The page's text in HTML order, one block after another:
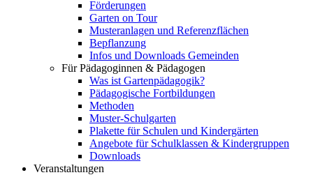
Förderungen
Garten on Tour
Musteranlagen und Referenzflächen
Bepflanzung
Infos und Downloads Gemeinden
Für Pädagoginnen & Pädagogen
Was ist Gartenpädagogik?
Pädagogische Fortbildungen
Methoden
Muster-Schulgarten
Plakette für Schulen und Kindergärten
Angebote für Schulklassen & Kindergruppen
Downloads
Veranstaltungen